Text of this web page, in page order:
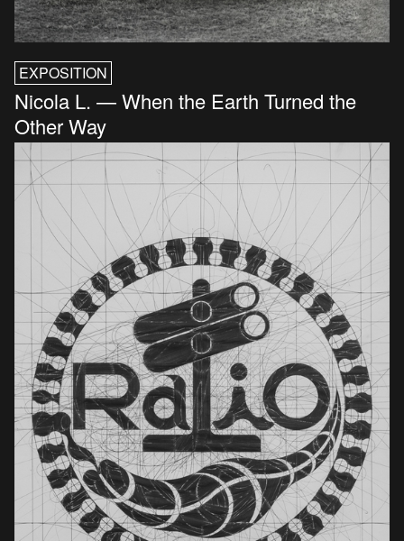
EXPOSITION
Nicola L. — When the Earth Turned the
Other Way